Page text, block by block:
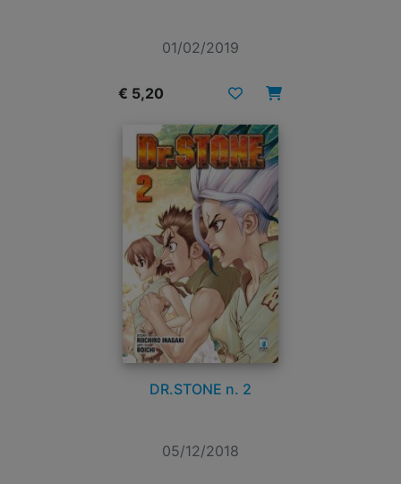
01/02/2019
€ 5,20
DR.STONE n. 2
05/12/2018